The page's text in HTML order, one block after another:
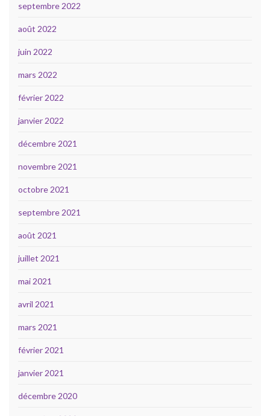
septembre 2022
août 2022
juin 2022
mars 2022
février 2022
janvier 2022
décembre 2021
novembre 2021
octobre 2021
septembre 2021
août 2021
juillet 2021
mai 2021
avril 2021
mars 2021
février 2021
janvier 2021
décembre 2020